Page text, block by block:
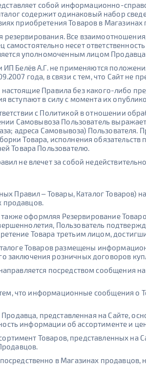
собой информационно-
содержит одинаковый набор
приобретения Товаров в
резервирования. Все
несет
уполномоченным лицом
Белёв А.Г. не применяются
года, в связи с тем, что Сайт не
Правила без какого-либо
вступают в силу с момента их
с Политикой в отношении
Самовывоза Пользователь
адреса Самовывоза) Пользователя.
Товара, исполнения
Товара Пользователю.
не влечет за собой
Правил – Товары, Каталог Товаров)
продавцов.
оформляя Резервирование
Пользователь
Товара третьим лицом,
Товаров размещены
заключения розничных договоров
посредством сообщения
что информационные сообщения
представленная на Сайте,
информации об ассортименте и
Товаров, представленных
в Магазинах продавцов,